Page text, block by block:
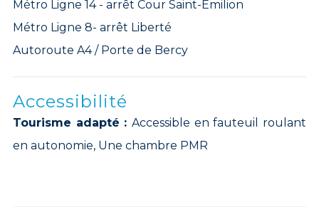
Métro Ligne 14 - arrêt Cour Saint-Emilion
Métro Ligne 8- arrêt Liberté
Autoroute A4 / Porte de Bercy
Accessibilité
Tourisme adapté : Accessible en fauteuil roulant
en autonomie, Une chambre PMR